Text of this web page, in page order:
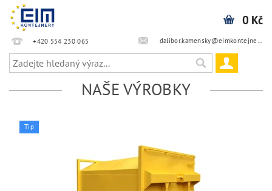
+420 554 230 065 dalibor.kamensky@eimkontejnery.cz
0 Kč
NAŠE VÝROBKY
Tip